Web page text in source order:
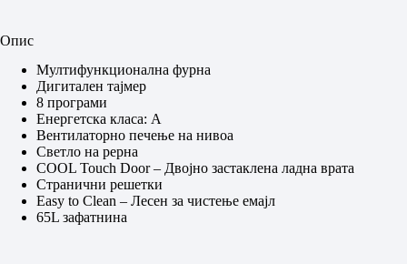
Опис
Мултифункционална фурна
Дигитален тајмер
8 програми
Енергетска класа: А
Вентилаторно печење на нивоа
Светло на рерна
COOL Touch Door – Двојно застаклена ладна врата
Странични решетки
Easy to Clean – Лесен за чистење емајл
65L зафатнина